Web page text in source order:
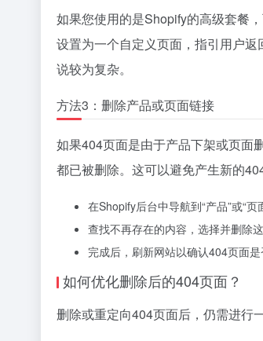
如果您使用的是Shopify的高级套餐
设置为一个自定义页面，指引用户
说较为复杂。
方法3：删除产品或页面链接
如果404页面是由于产品下架或页面
都已被删除。这可以避免产生新的404
在Shopify后台中导航到“产品”或“页
查找不再存在的内容，选择并删除这
完成后，刷新网站以确认404页面是
如何优化删除后的404页面？
删除或重定向404页面后，仍需进行